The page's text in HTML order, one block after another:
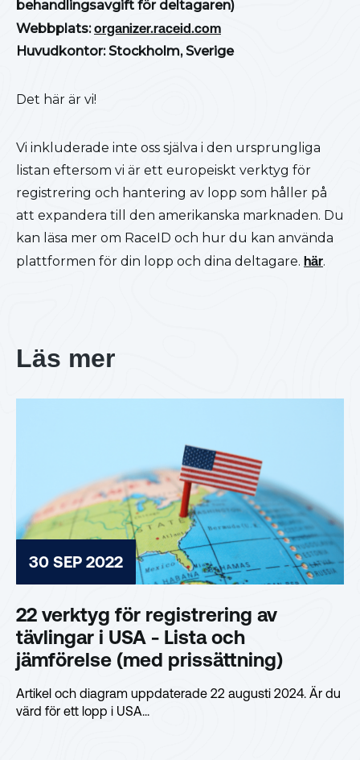
behandlingsavgift för deltagaren)
Webbplats:organizer.raceid.com
Huvudkontor: Stockholm, Sverige
Det här är vi!
Vi inkluderade inte oss själva i den ursprungliga
listan eftersom vi är ett europeiskt verktyg för
registrering och hantering av lopp som håller på
att expandera till den amerikanska marknaden. Du
kan läsa mer om RaceID och hur du kan använda
plattformen för din lopp och dina deltagare. här.
Läs mer
30 SEP 2022
22 verktyg för registrering av
tävlingar i USA - Lista och
jämförelse (med prissättning)
Artikel och diagram uppdaterade 22 augusti 2024. Är du
värd för ett lopp i USA...